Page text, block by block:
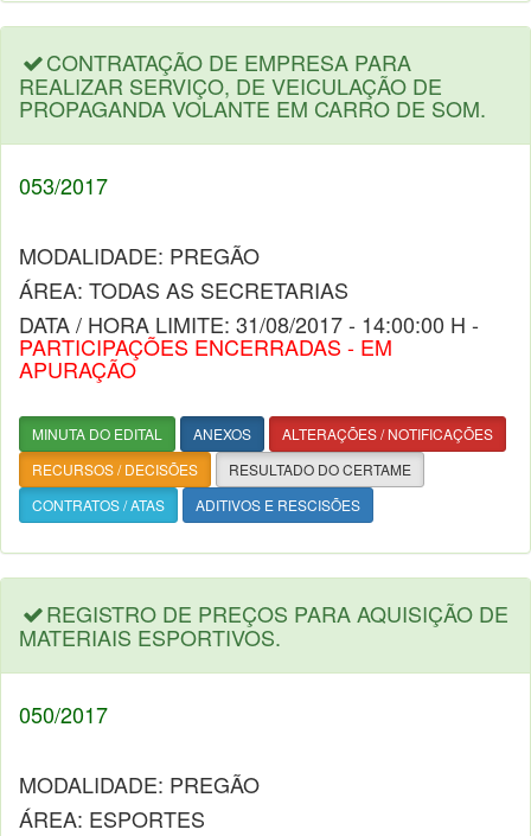
CONTRATAÇÃO DE EMPRESA PARA
REALIZAR SERVIÇO, DE VEICULAÇÃO DE
PROPAGANDA VOLANTE EM CARRO DE SOM.
053/2017
MODALIDADE: PREGÃO
ÁREA: TODAS AS SECRETARIAS
DATA / HORA LIMITE: 31/08/2017 - 14:00:00 H -
PARTICIPAÇÕES ENCERRADAS - EM
APURAÇÃO
MINUTA DO EDITAL ANEXOS
ALTERAÇÕES / NOTIFICAÇÕES
RECURSOS / DECISÕES
RESULTADO DO CERTAME
CONTRATOS / ATAS
ADITIVOS E RESCISÕES
REGISTRO DE PREÇOS PARA AQUISIÇÃO DE
MATERIAIS ESPORTIVOS.
050/2017
MODALIDADE: PREGÃO
ÁREA: ESPORTES